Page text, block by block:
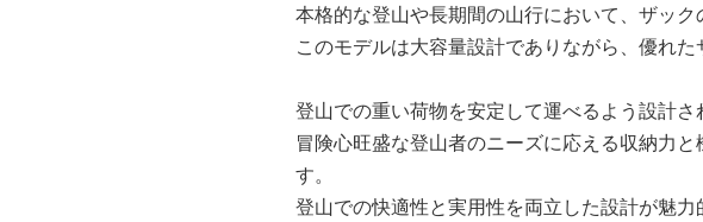
本格的な登山や長期間の山行において、ザッ
このモデルは大容量設計でありながら、優れた
登山での重い荷物を安定して運べるよう設計
冒険心旺盛な登山者のニーズに応える収納力
す。
登山での快適性と実用性を両立した設計が魅力